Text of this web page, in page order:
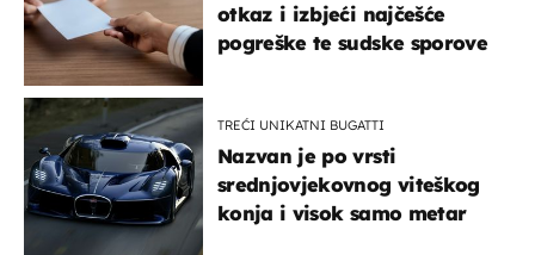
otkaz i izbjeći najčešće
pogreške te sudske sporove
TREĆI UNIKATNI BUGATTI
Nazvan je po vrsti
srednjovjekovnog viteškog
konja i visok samo metar